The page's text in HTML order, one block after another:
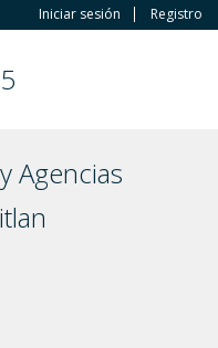
Iniciar sesión Registro
Agencias